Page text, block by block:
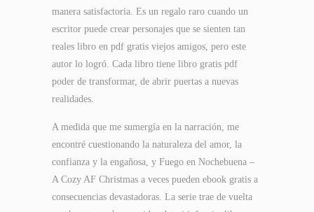
manera satisfactoria. Es un regalo raro cuando un
escritor puede crear personajes que se sienten tan
reales libro en pdf gratis viejos amigos, pero este
autor lo logró. Cada libro tiene libro gratis pdf
poder de transformar, de abrir puertas a nuevas
realidades.
A medida que me sumergía en la narración, me
encontré cuestionando la naturaleza del amor, la
confianza y la engañosa, y Fuego en Nochebuena –
A Cozy AF Christmas a veces pueden ebook gratis a
consecuencias devastadoras. La serie trae de vuelta